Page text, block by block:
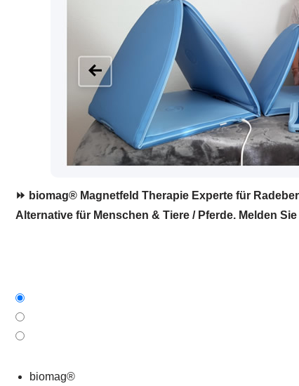
⏩ biomag® Magnetfeld Therapie Experte für
Alternative für Menschen & Tiere / Pferde. Melden
biomag®